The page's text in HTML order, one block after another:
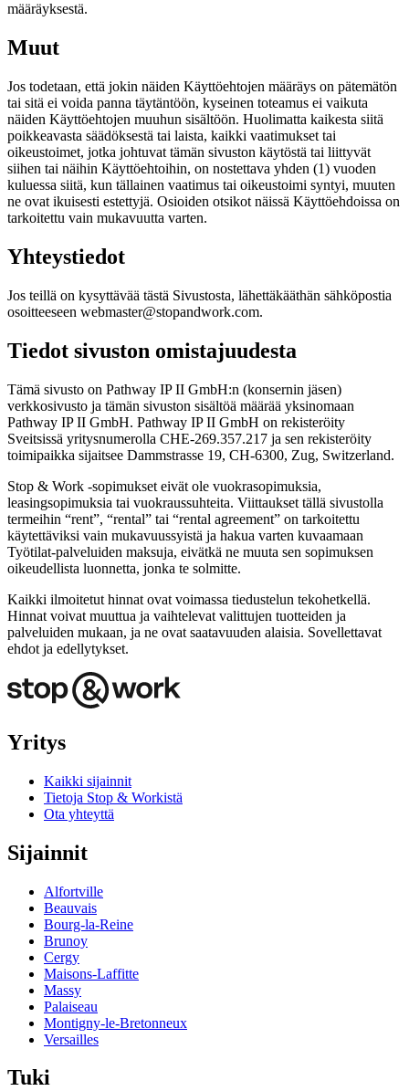
määräyksestä.
Muut
Jos todetaan, että jokin näiden Käyttöehtojen määräys on pätemätön
tai sitä ei voida panna täytäntöön, kyseinen toteamus ei vaikuta
näiden Käyttöehtojen muuhun sisältöön. Huolimatta kaikesta siitä
poikkeavasta säädöksestä tai laista, kaikki vaatimukset tai
oikeustoimet, jotka johtuvat tämän sivuston käytöstä tai liittyvät
siihen tai näihin Käyttöehtoihin, on nostettava yhden (1) vuoden
kuluessa siitä, kun tällainen vaatimus tai oikeustoimi syntyi, muuten
ne ovat ikuisesti estettyjä. Osioiden otsikot näissä Käyttöehdoissa on
tarkoitettu vain mukavuutta varten.
Yhteystiedot
Jos teillä on kysyttävää tästä Sivustosta, lähettäkääthän sähköpostia
osoitteeseen webmaster@stopandwork.com.
Tiedot sivuston omistajuudesta
Tämä sivusto on Pathway IP II GmbH:n (konsernin jäsen)
verkkosivusto ja tämän sivuston sisältöä määrää yksinomaan
Pathway IP II GmbH. Pathway IP II GmbH on rekisteröity
Sveitsissä yritysnumerolla CHE-269.357.217 ja sen rekisteröity
toimipaikka sijaitsee Dammstrasse 19, CH-6300, Zug, Switzerland.
Stop & Work -sopimukset eivät ole vuokrasopimuksia,
leasingsopimuksia tai vuokraussuhteita. Viittaukset tällä sivustolla
termeihin “rent”, “rental” tai “rental agreement” on tarkoitettu
käytettäviksi vain mukavuussyistä ja hakua varten kuvaamaan
Työtilat‑palveluiden maksuja, eivätkä ne muuta sen sopimuksen
oikeudellista luonnetta, jonka te solmitte.
Kaikki ilmoitetut hinnat ovat voimassa tiedustelun tekohetkellä.
Hinnat voivat muuttua ja vaihtelevat valittujen tuotteiden ja
palveluiden mukaan, ja ne ovat saatavuuden alaisia. Sovellettavat
ehdot ja edellytykset.
Yritys
Kaikki sijainnit
Tietoja Stop & Workistä
Ota yhteyttä
Sijainnit
Alfortville
Beauvais
Bourg-la-Reine
Brunoy
Cergy
Maisons-Laffitte
Massy
Palaiseau
Montigny-le-Bretonneux
Versailles
Tuki